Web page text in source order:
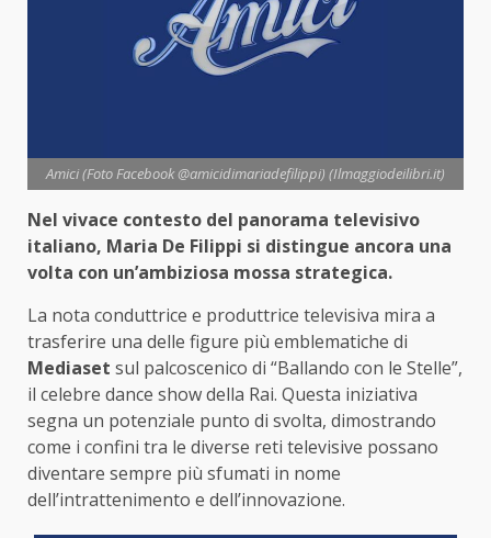
Amici (Foto Facebook @amicidimariadefilippi) (Ilmaggiodeilibri.it)
Nel vivace contesto del panorama televisivo
italiano, Maria De Filippi si distingue ancora una
volta con un’ambiziosa mossa strategica.
La nota conduttrice e produttrice televisiva mira a
trasferire una delle figure più emblematiche di
Mediaset sul palcoscenico di “Ballando con le Stelle”,
il celebre dance show della Rai. Questa iniziativa
segna un potenziale punto di svolta, dimostrando
come i confini tra le diverse reti televisive possano
diventare sempre più sfumati in nome
dell’intrattenimento e dell’innovazione.